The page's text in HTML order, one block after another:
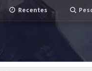
Recentes